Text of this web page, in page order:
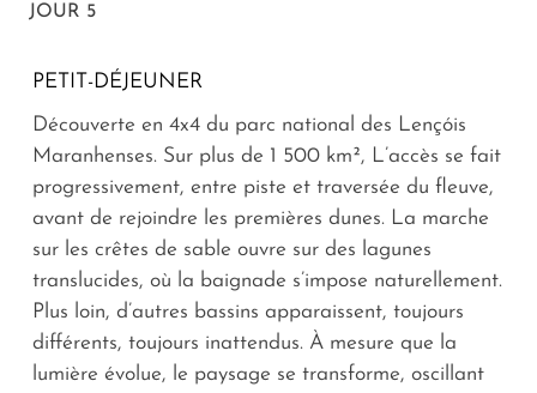
JOUR 5
PETIT-DÉJEUNER
Découverte en 4x4 du parc national des Lençóis
Maranhenses. Sur plus de 1 500 km², L’accès se fait
progressivement, entre piste et traversée du fleuve,
avant de rejoindre les premières dunes. La marche
sur les crêtes de sable ouvre sur des lagunes
translucides, où la baignade s’impose naturellement.
Plus loin, d’autres bassins apparaissent, toujours
différents, toujours inattendus. À mesure que la
lumière évolue, le paysage se transforme, oscillant